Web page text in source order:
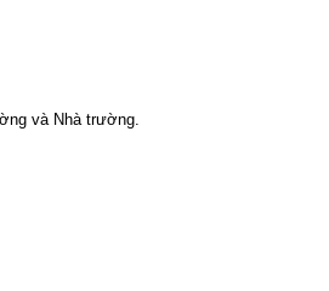
và Nhà trường.